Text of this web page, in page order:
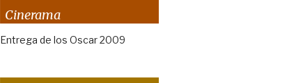
Cinerama
Entrega de los Oscar 2009